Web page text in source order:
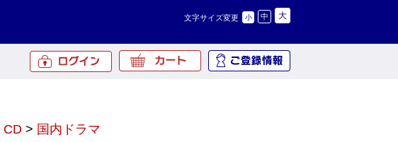
文字サイズ変更 小 中 大
CD > 国内ドラマ